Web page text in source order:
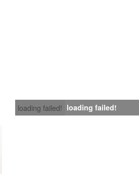
loading failed! loading failed!